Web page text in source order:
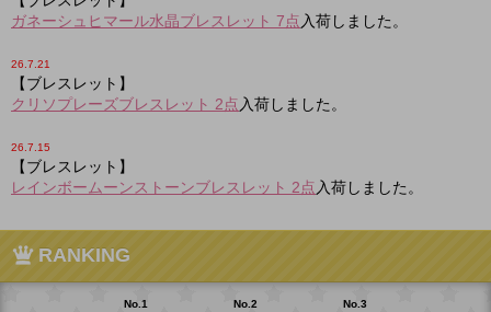
ガネーシュヒマール水晶ブレスレット 7点入荷しました。
26.7.21
【ブレスレット】
クリソプレーズブレスレット 2点入荷しました。
26.7.15
【ブレスレット】
レインボームーンストーンブレスレット 2点入荷しました。
RANKING
No.1 No.2 No.3